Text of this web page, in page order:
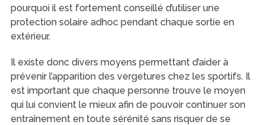
pourquoi il est fortement conseillé d’utiliser une
protection solaire adhoc pendant chaque sortie en
extérieur.
Il existe donc divers moyens permettant d’aider à
prévenir l’apparition des vergetures chez les sportifs. Il
est important que chaque personne trouve le moyen
qui lui convient le mieux afin de pouvoir continuer son
entraînement en toute sérénité sans risquer de se